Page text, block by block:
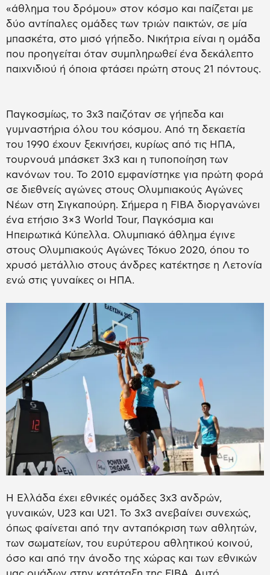
«άθλημα του δρόμου» στον κόσμο και παίζεται με
δύο αντίπαλες ομάδες των τριών παικτών, σε μία
μπασκέτα, στο μισό γήπεδο. Νικήτρια είναι η ομάδα
που προηγείται όταν συμπληρωθεί ένα δεκάλεπτο
παιχνιδιού ή όποια φτάσει πρώτη στους 21 πόντους.
Παγκοσμίως, το 3x3 παιζόταν σε γήπεδα και
γυμναστήρια όλου του κόσμου. Από τη δεκαετία
του 1990 έχουν ξεκινήσει, κυρίως από τις ΗΠΑ,
τουρνουά μπάσκετ 3x3 και η τυποποίηση των
κανόνων του. Το 2010 εμφανίστηκε για πρώτη φορά
σε διεθνείς αγώνες στους Ολυμπιακούς Αγώνες
Νέων στη Σιγκαπούρη. Σήμερα η FIBA διοργανώνει
ένα ετήσιο 3×3 World Tour, Παγκόσμια και
Ηπειρωτικά Κύπελλα. Ολυμπιακό άθλημα έγινε
στους Ολυμπιακούς Αγώνες Τόκυο 2020, όπου το
χρυσό μετάλλιο στους άνδρες κατέκτησε η Λετονία
ενώ στις γυναίκες οι ΗΠΑ.
Η Ελλάδα έχει εθνικές ομάδες 3x3 ανδρών,
γυναικών, U23 και U21. Το 3x3 ανεβαίνει συνεχώς,
όπως φαίνεται από την ανταπόκριση των αθλητών,
των σωματείων, του ευρύτερου αθλητικού κοινού,
όσο και από την άνοδο της χώρας και των εθνικών